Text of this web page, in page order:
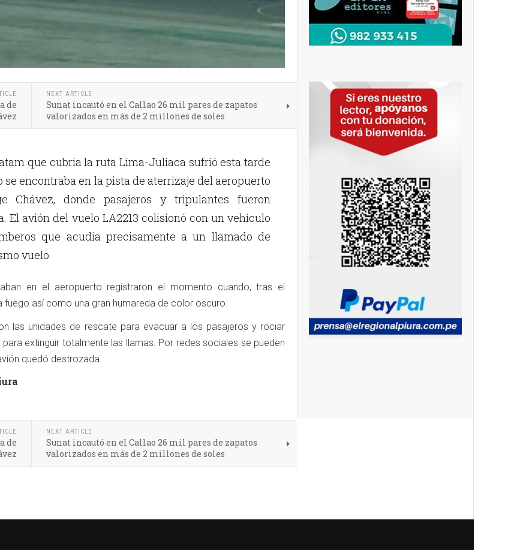
de
NEXT ARTICLE
Sunat incautó en el Callao 26 mil pares de zapatos
valorizados en más de 2 millones de soles
que cubría la ruta Lima-Juliaca sufrió esta tarde
encontraba en la pista de aterrizaje del aeropuerto
Chávez, donde pasajeros y tripulantes fueron
El avión del vuelo LA2213 colisionó con un vehículo
que acudía precisamente a un llamado de
vuelo.
en el aeropuerto registraron el momento cuando, tras el
fuego así como una gran humareda de color oscuro.
las unidades de rescate para evacuar a los pasajeros y rociar
extinguir totalmente las llamas. Por redes sociales se pueden
quedó destrozada.
de
NEXT ARTICLE
Sunat incautó en el Callao 26 mil pares de zapatos
valorizados en más de 2 millones de soles